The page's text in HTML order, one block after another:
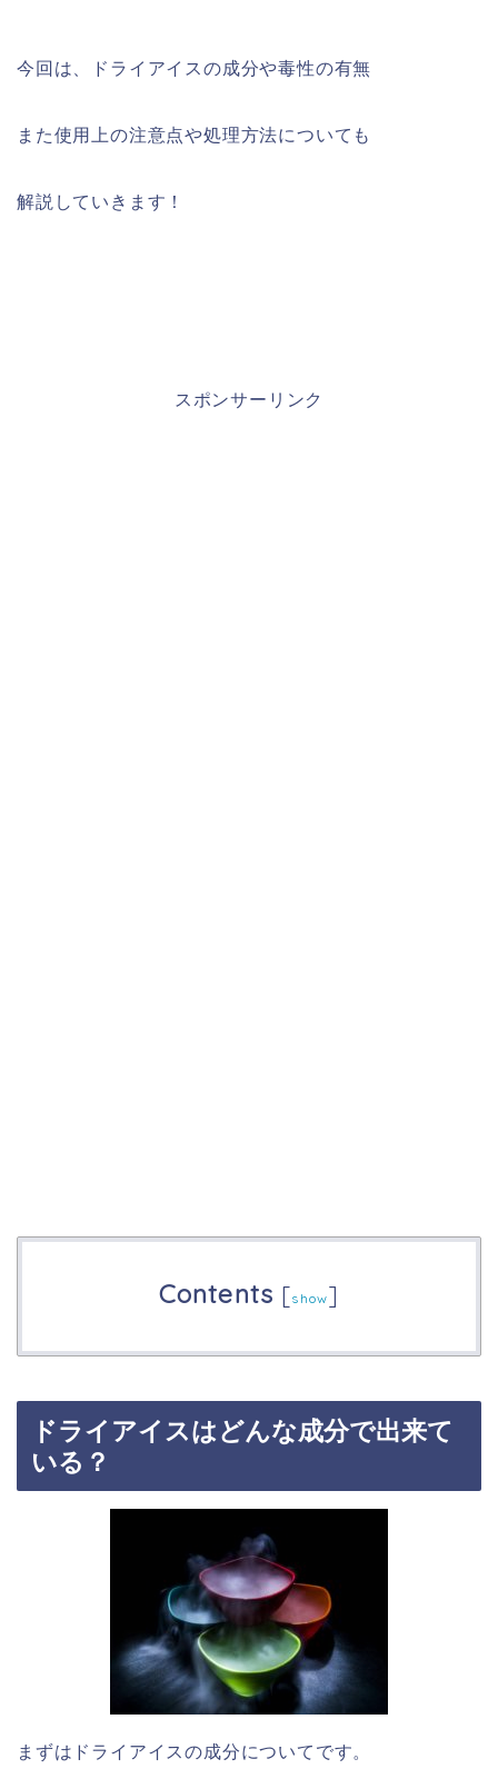
今回は、ドライアイスの成分や毒性の有無
また使用上の注意点や処理方法についても
解説していきます！
スポンサーリンク
Contents [show]
ドライアイスはどんな成分で出来て
いる？
まずはドライアイスの成分についてです。